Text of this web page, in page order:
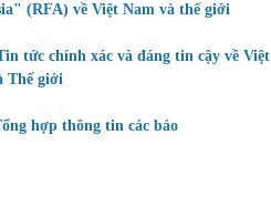
(RFA) về Việt Nam và thế giới
tức chính xác và đáng tin cậy về Việt
Thế giới
hợp thông tin các báo